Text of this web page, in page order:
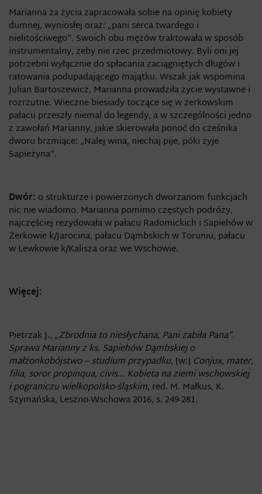
Marianna za życia zapracowała sobie na opinię kobiety
dumnej, wyniosłej oraz: „pani serca twardego i
nielitościwego”. Swoich obu mężów traktowała w sposób
instrumentalny, żeby nie rzec przedmiotowy. Byli oni jej
potrzebni wyłącznie do spłacania zaciągniętych długów i
ratowania podupadającego majątku. Wszak jak wspomina
Julian Bartoszewicz, Marianna prowadziła życie wystawne i
rozrzutne. Wieczne biesiady toczące się w żerkowskim
pałacu przeszły niemal do legendy, a w szczególności jedno
z zawołań Marianny, jakie skierowała ponoć do cześnika
dworu brzmiące: „Nalej wina, niechaj pije, póki żyje
Sapieżyna”.
Dwór: o strukturze i powierzonych dworzanom funkcjach
nic nie wiadomo. Marianna pomimo częstych podróży,
najczęściej rezydowała w pałacu Radomickich i Sapiehów w
Żerkowie k/Jarocina, pałacu Dąmbskich w Toruniu, pałacu
w Lewkowie k/Kalisza oraz we Wschowie.
Więcej:
Pietrzak J.,„Zbrodnia to niesłychana, Pani zabiła Pana”.
Sprawa Marianny z ks. Sapiehów Dąmbskiej o
małżonkobójstwo − studium przypadku, [w:] Conjux, mater,
filia, soror propinqua, civis… Kobieta na ziemi wschowskiej
i pograniczu wielkopolsko-śląskim, red. M. Małkus, K.
Szymańska, Leszno-Wschowa 2016, s. 249-281.